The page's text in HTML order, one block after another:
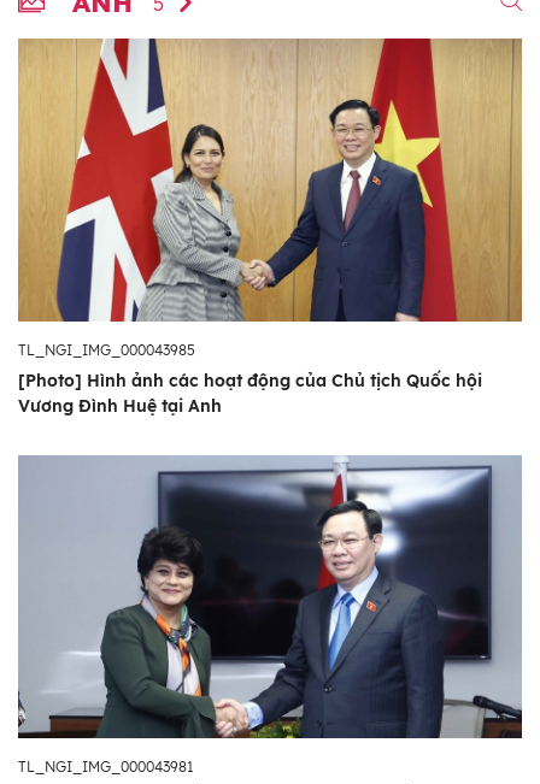
TL_NGI_IMG_000043985
[Photo] Hình ảnh các hoạt động của Chủ tịch Quốc hội
Vương Đình Huệ tại Anh
TL_NGI_IMG_000043981